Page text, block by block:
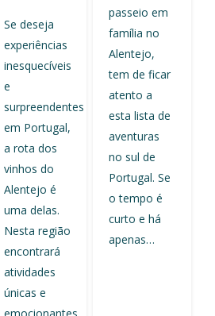
Se deseja
experiências
inesquecíveis
e
surpreendentes
em Portugal,
a rota dos
vinhos do
Alentejo é
uma delas.
Nesta região
encontrará
atividades
únicas e
passeio em
família no
Alentejo,
tem de ficar
atento a
esta lista de
aventuras
no sul de
Portugal. Se
o tempo é
curto e há
apenas…